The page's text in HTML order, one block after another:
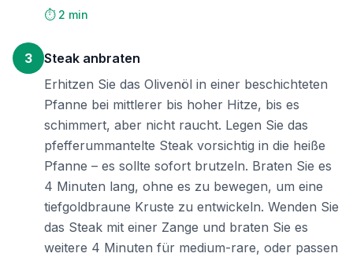
⏱️ 2 min
3
Steak anbraten
Erhitzen Sie das Olivenöl in einer beschichteten
Pfanne bei mittlerer bis hoher Hitze, bis es
schimmert, aber nicht raucht. Legen Sie das
pfefferummantelte Steak vorsichtig in die heiße
Pfanne – es sollte sofort brutzeln. Braten Sie es
4 Minuten lang, ohne es zu bewegen, um eine
tiefgoldbraune Kruste zu entwickeln. Wenden Sie
das Steak mit einer Zange und braten Sie es
weitere 4 Minuten für medium-rare, oder passen